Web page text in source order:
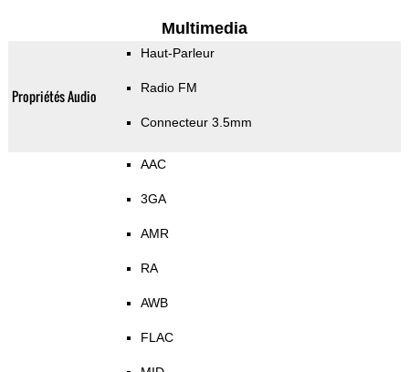
Multimedia
Propriétés Audio
Haut-Parleur
Radio FM
Connecteur 3.5mm
AAC
3GA
AMR
RA
AWB
FLAC